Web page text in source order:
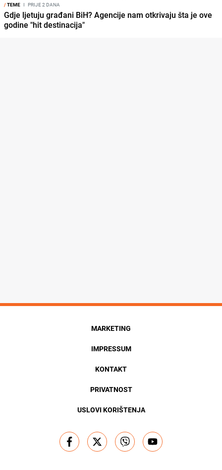
/TEME I PRIJE 2 DANA
Gdje ljetuju građani BiH? Agencije nam otkrivaju šta je ove
godine "hit destinacija"
MARKETING
IMPRESSUM
KONTAKT
PRIVATNOST
USLOVI KORIŠTENJA